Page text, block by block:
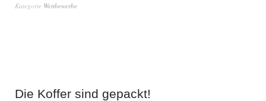
Kategorie Wettbewerbe
Die Koffer sind gepackt!